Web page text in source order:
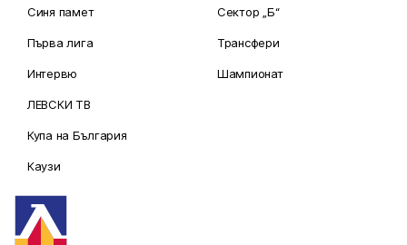
Синя памет
Първа лига
Интервю
ЛЕВСКИ ТВ
Купа на България
Каузи
Сектор „Б“
Трансфери
Шампионат